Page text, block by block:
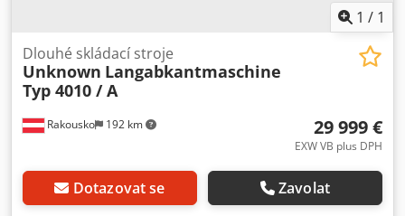
1 / 1
Rakousko 192 km
Dlouhé skládací stroje
Unknown Langabkantmaschine
Typ 4010 / A
29 999 €
EXW VB plus DPH
Dotazovat se Zavolat